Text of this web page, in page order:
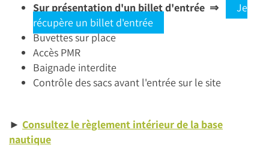
Sur présentation d'un billet d'entrée ⇒
Je
récupère un billet d'entrée
Buvettes sur place
Accès PMR
Baignade interdite
Contrôle des sacs avant l'entrée sur le site
► Consultez le règlement intérieur de la base
nautique